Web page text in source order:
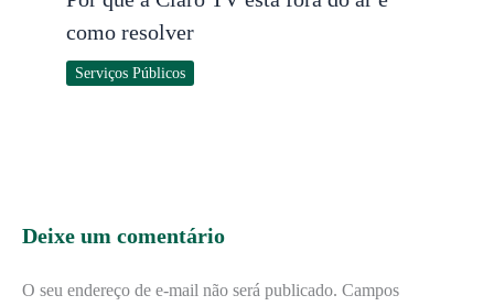
como resolver
Serviços Públicos
Deixe um comentário
O seu endereço de e-mail não será publicado. Campos